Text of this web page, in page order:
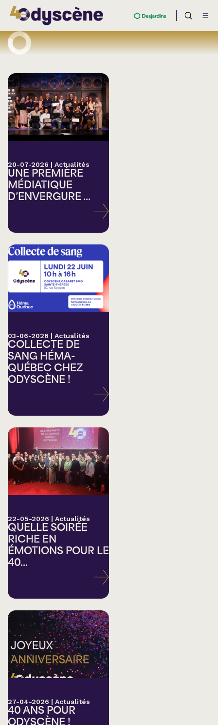
20-07-2026 | Actualités
UNE PREMIÈRE
MÉDIATIQUE
D’ENVERGURE ...
03-06-2026 | Actualités
COLLECTE DE
SANG HÉMA-
QUÉBEC CHEZ
ODYSCÈNE !
22-05-2026 | Actualités
QUELLE SOIRÉE
RICHE EN
ÉMOTIONS POUR LE
40...
27-04-2026 | Actualités
40 ANS POUR
ODYSCÈNE !